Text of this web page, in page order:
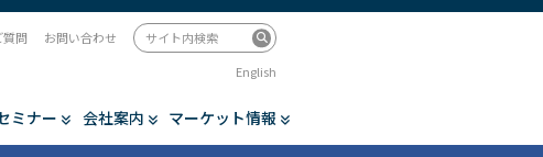
ミナー 会社案内 マーケット情報
問
お問い合わせ
English